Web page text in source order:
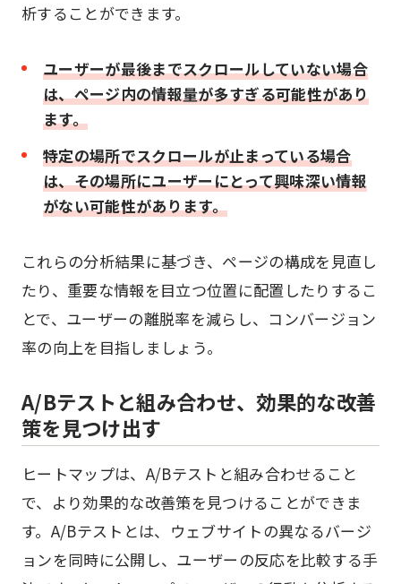
析することができます。
ユーザーが最後までスクロールしていない場合
は、ページ内の情報量が多すぎる可能性があり
ます。
特定の場所でスクロールが止まっている場合
は、その場所にユーザーにとって興味深い情報
がない可能性があります。
これらの分析結果に基づき、ページの構成を見直し
たり、重要な情報を目立つ位置に配置したりするこ
とで、ユーザーの離脱率を減らし、コンバージョン
率の向上を目指しましょう。
A/Bテストと組み合わせ、効果的な改善
策を見つけ出す
ヒートマップは、A/Bテストと組み合わせること
で、より効果的な改善策を見つけることができま
す。A/Bテストとは、ウェブサイトの異なるバージ
ョンを同時に公開し、ユーザーの反応を比較する手